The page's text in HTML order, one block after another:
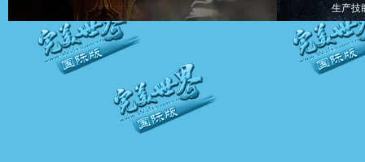
生产技